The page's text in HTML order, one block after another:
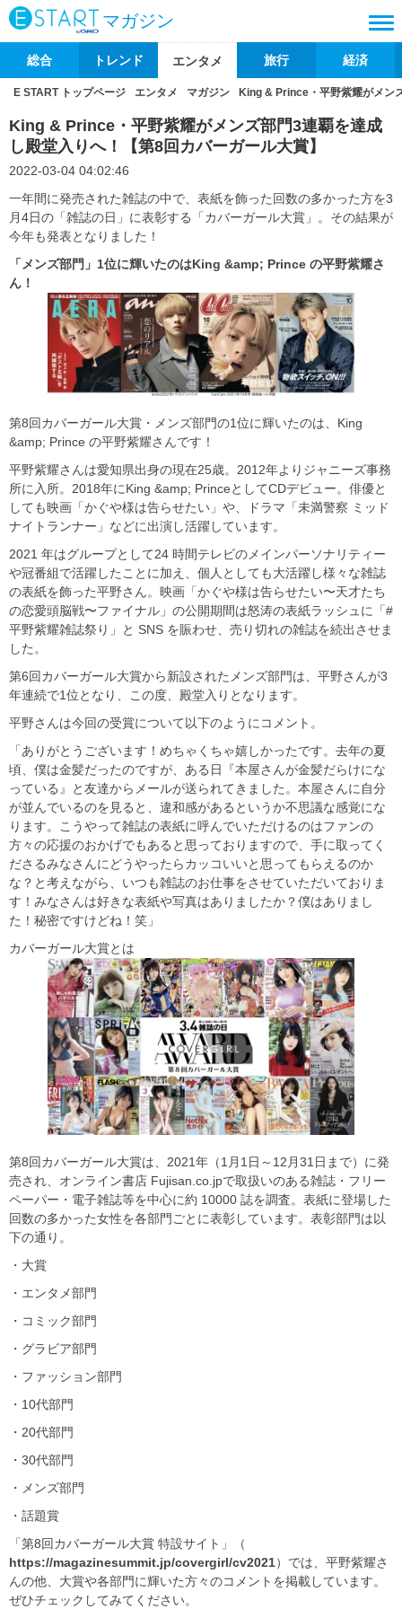
マガジン
総合 トレンド エンタメ 旅行 経済
E START トップページ エンタメ マガジン King & Prince・平野紫耀がメン
King & Prince・平野紫耀がメンズ部門3連覇を達成
し殿堂入りへ！【第8回カバーガール大賞】
2022-03-04 04:02:46
一年間に発売された雑誌の中で、表紙を飾った回数の多かった方を3
月4日の「雑誌の日」に表彰する「カバーガール大賞」。その結果が
今年も発表となりました！
「メンズ部門」1位に輝いたのはKing &amp; Prince の平野紫耀さ
ん！
第8回カバーガール大賞・メンズ部門の1位に輝いたのは、King
&amp; Prince の平野紫耀さんです！
平野紫耀さんは愛知県出身の現在25歳。2012年よりジャニーズ事務
所に入所。2018年にKing &amp; PrinceとしてCDデビュー。俳優と
しても映画「かぐや様は告らせたい」や、ドラマ「未満警察 ミッド
ナイトランナー」などに出演し活躍しています。
2021 年はグループとして24 時間テレビのメインパーソナリティー
や冠番組で活躍したことに加え、個人としても大活躍し様々な雑誌
の表紙を飾った平野さん。映画「かぐや様は告らせたい〜天才たち
の恋愛頭脳戦〜ファイナル」の公開期間は怒涛の表紙ラッシュに「#
平野紫耀雑誌祭り」と SNS を賑わせ、売り切れの雑誌を続出させま
した。
第6回カバーガール大賞から新設されたメンズ部門は、平野さんが3
年連続で1位となり、この度、殿堂入りとなります。
平野さんは今回の受賞について以下のようにコメント。
「ありがとうございます！めちゃくちゃ嬉しかったです。去年の夏
頃、僕は金髪だったのですが、ある日『本屋さんが金髪だらけにな
っている』と友達からメールが送られてきました。本屋さんに自分
が並んでいるのを見ると、違和感があるというか不思議な感覚にな
ります。こうやって雑誌の表紙に呼んでいただけるのはファンの
方々の応援のおかげでもあると思っておりますので、手に取ってく
ださるみなさんにどうやったらカッコいいと思ってもらえるのか
な？と考えながら、いつも雑誌のお仕事をさせていただいておりま
す！みなさんは好きな表紙や写真はありましたか？僕はありまし
た！秘密ですけどね！笑」
カバーガール大賞とは
第8回カバーガール大賞は、2021年（1月1日～12月31日まで）に発
売され、オンライン書店 Fujisan.co.jpで取扱いのある雑誌・フリー
ペーパー・電子雑誌等を中心に約 10000 誌を調査。表紙に登場した
回数の多かった女性を各部門ごとに表彰しています。表彰部門は以
下の通り。
・大賞
・エンタメ部門
・コミック部門
・グラビア部門
・ファッション部門
・10代部門
・20代部門
・30代部門
・メンズ部門
・話題賞
「第8回カバーガール大賞 特設サイト」（
https://magazinesummit.jp/covergirl/cv2021）では、平野紫耀さ
んの他、大賞や各部門に輝いた方々のコメントを掲載しています。
ぜひチェックしてみてください。